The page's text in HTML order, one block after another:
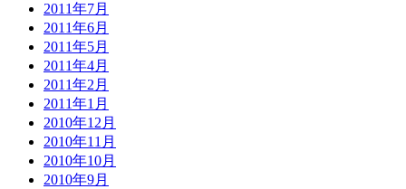
2011年7月
2011年6月
2011年5月
2011年4月
2011年2月
2011年1月
2010年12月
2010年11月
2010年10月
2010年9月